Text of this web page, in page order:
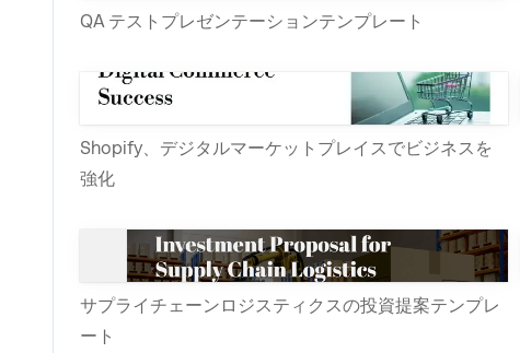
QA テストプレゼンテーションテンプレート
Shopify、デジタルマーケットプレイスでビジネスを
強化
サプライチェーンロジスティクスの投資提案テンプレ
ート